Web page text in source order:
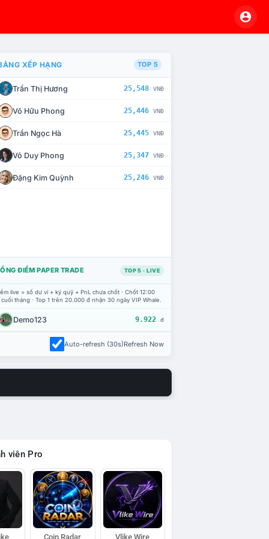
CHẾ TÀI XỬ LÝ VI PHẠM
XẾP HẠNG TOP 5
Trần Thị Hương 25,548 VNĐ
Võ Hữu Phong 25,446 VNĐ
Trần Ngọc Hà 25,445 VNĐ
Võ Duy Phong 25,347 VNĐ
Đặng Kim Quỳnh 25,246 VNĐ
ĐIỂM PAPER TRADE TOP 5 · LIVE
live = số dư ví + ký quỹ + PnL chưa chốt · Chốt 12:00
tháng · Top 1 trên 20.000 đ nhận 30 ngày VIP Whale.
Demo123 9.922 đ
Auto-refresh (30s)Refresh Now
viên Pro
Coin Radar Vlike Wire